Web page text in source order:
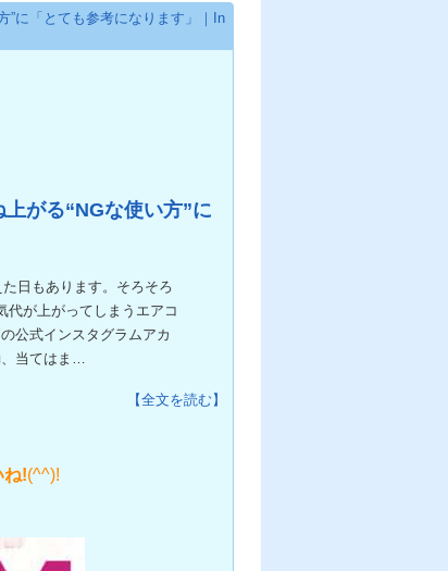
”に「とても参考になります」｜In
がる“NGな使い方”に
日もあります。そろそろ
代が上がってしまうエアコ
公式インスタグラムアカ
、当てはま…
【全文を読む】
ね!(^^)!